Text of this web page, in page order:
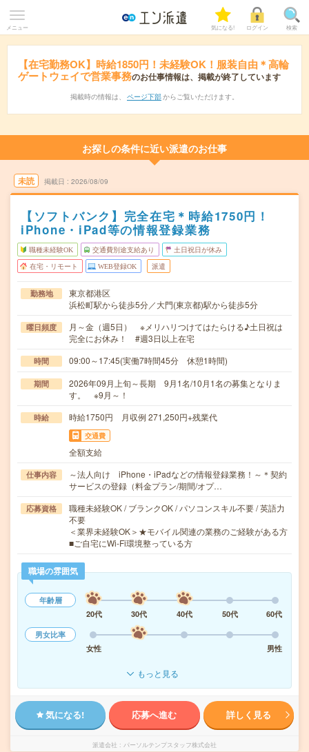
メニュー 気になる! ログイン 検索
【在宅勤務OK】時給1850円！未経験OK！服装自由＊高輪
ゲートウェイで営業事務のお仕事情報は、掲載が終了しています
掲載時の情報は、 ページ下部 からご覧いただけます。
お探しの条件に近い派遣のお仕事
未読 掲載日 2026/08/09
【ソフトバンク】完全在宅＊時給1750円！
iPhone・iPad等の情報登録業務
職種未経験OK 交通費別途支給あり 土日祝日が休み
在宅・リモート WEB登録OK 派遣
勤務地
東京都港区
浜松町駅から徒歩5分／大門(東京都)駅から徒歩5分
曜日頻度
月～金（週5日） ※メリハリつけてはたらける♪土日祝は
完全にお休み！ #週3日以上在宅
時間 09:00～17:45(実働7時間45分 休憩1時間)
期間
2026年09月上旬～長期 9月1名/10月1名の募集となりま
す。 ※9月～！
時給 時給1750円 月収例 271,250円+残業代
交通費
全額支給
仕事内容
～法人向け iPhone・iPadなどの情報登録業務！～＊契約
サービスの登録（料金プラン/期間/オプ…
応募資格
職種未経験OK / ブランクOK / パソコンスキル不要 / 英語力
不要
＜業界未経験OK＞★モバイル関連の業務のご経験がある方
■ご自宅にWi-Fi環境整っている方
職場の雰囲気
年齢層
20代
30代 40代 50代
60代
男女比率
女性
男性
もっと見る
気になる! 応募へ進む 詳しく見る
派遣会社 パーソルテンプスタッフ株式会社